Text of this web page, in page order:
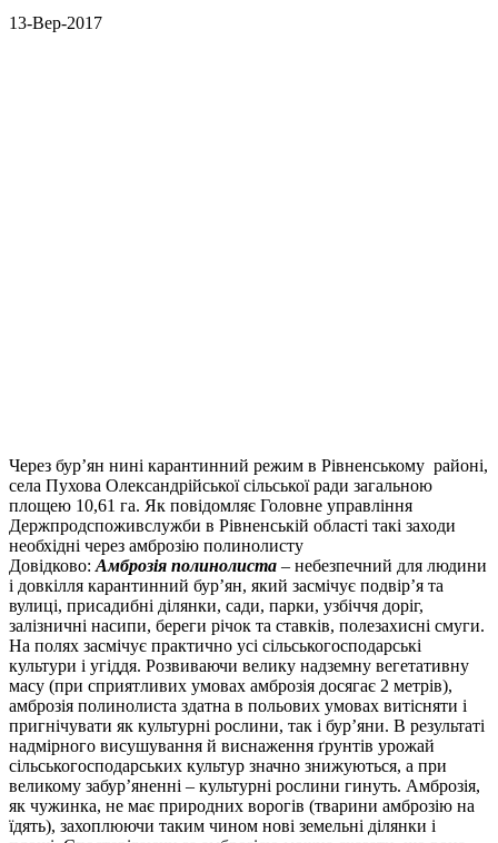
13-Вер-2017
Через бур’ян нині карантинний режим в Рівненському районі,
села Пухова Олександрійської сільської ради загальною
площею 10,61 га. Як повідомляє Головне управління
Держпродспоживслужби в Рівненській області такі заходи
необхідні через амброзію полинолисту
Довідково:Амброзія полинолиста – небезпечний для людини
і довкілля карантинний бур’ян, який засмічує подвір’я та
вулиці, присадибні ділянки, сади, парки, узбіччя доріг,
залізничні насипи, береги річок та ставків, полезахисні смуги.
На полях засмічує практично усі сільськогосподарські
культури і угіддя. Розвиваючи велику надземну вегетативну
масу (при сприятливих умовах амброзія досягає 2 метрів),
амброзія полинолиста здатна в польових умовах витісняти і
пригнічувати як культурні рослини, так і бур’яни. В результаті
надмірного висушування й виснаження ґрунтів урожай
сільськогосподарських культур значно знижуються, а при
великому забур’яненні – культурні рослини гинуть. Амброзія,
як чужинка, не має природних ворогів (тварини амброзію на
їдять), захоплюючи таким чином нові земельні ділянки і